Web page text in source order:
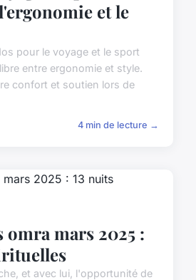
et le
pour le voyage et le sport
entre ergonomie et style.
confort et soutien lors de
4 min de lecture →
mars 2025 :
et avec lui, l'opportunité de